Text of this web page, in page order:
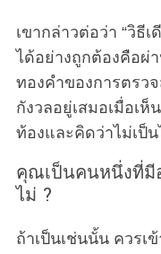
เขากล่าวต่อว่า “วิธี
ได้อย่างถูกต้องคือผ่
ทองคำของการตรว
กังวลอยู่เสมอเมื่อเ
ท้องและคิดว่าไม่เป็
คุณเป็นคนหนึ่งที่มี
ไม่ ?
ถ้าเป็นเช่นนั้น ควรเ